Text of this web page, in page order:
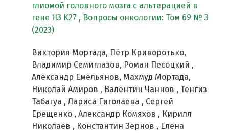
глиомой головного мозга с альтерацией в
гене H3 K27 , Вопросы онкологии: Том 69 № 3
(2023)
Виктория Мортада, Пётр Криворотько,
Владимир Семиглазов, Роман Песоцкий ,
Александр Емельянов, Махмуд Мортада,
Николай Амиров , Валентин Чаннов , Тенгиз
Табагуа , Лариса Гиголаева , Сергей
Ерещенко , Александр Комяхов , Кирилл
Николаев , Константин Зернов , Елена